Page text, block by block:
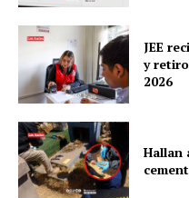
Diario los
JEE
y
2026
Hallan